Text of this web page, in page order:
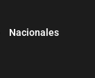
Nacionales